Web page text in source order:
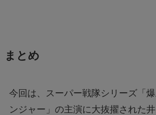
まとめ
今回は、スーパー戦隊シリーズ「
ンジャー」の主演に大抜擢された